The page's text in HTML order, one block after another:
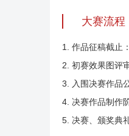
大赛流程
1. 作品征稿截止
2. 初赛效果图评
3. 入围决赛作品
4. 决赛作品制作
5. 决赛、颁奖典